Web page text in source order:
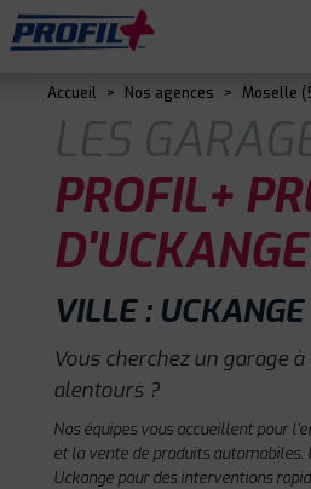
Accueil > Nos agences > Moselle
LES
PROFIL+
D'UCKANGE
VILLE : UCKANGE
Vous cherchez un garage
alentours ?
Nos équipes vous accueillent pour
et la vente de produits automobiles.
Uckange pour des interventions